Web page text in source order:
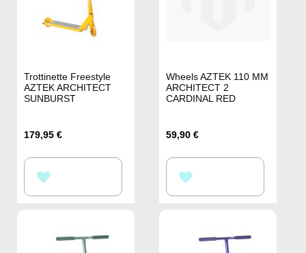
Trottinette Freestyle
AZTEK ARCHITECT
SUNBURST
179,95 €
À
Wheels AZTEK 110 MM
ARCHITECT 2
CARDINAL RED
59,90 €
À